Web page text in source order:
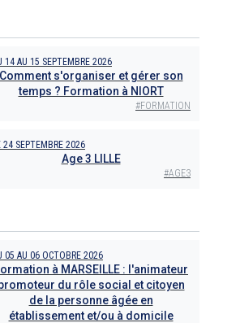
14 AU 15 SEPTEMBRE 2026
Comment s'organiser et gérer son
temps ? Formation à NIORT
#FORMATION
24 SEPTEMBRE 2026
Age 3 LILLE
#AGE3
05 AU 06 OCTOBRE 2026
à MARSEILLE : l'animateur
du rôle social et citoyen
de la personne âgée en
établissement et/ou à domicile